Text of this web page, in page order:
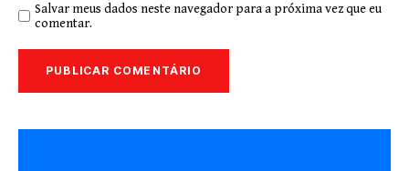
Salvar meus dados neste navegador para a próxima vez que eu
comentar.